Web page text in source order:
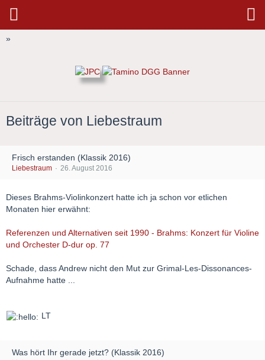
»
Beiträge von Liebestraum
Frisch erstanden (Klassik 2016)
Liebestraum 26. August 2016
Dieses Brahms-Violinkonzert hatte ich ja schon vor etlichen
Monaten hier erwähnt:
Referenzen und Alternativen seit 1990 - Brahms: Konzert für Violine
und Orchester D-dur op. 77
Schade, dass Andrew nicht den Mut zur Grimal-Les-Dissonances-
Aufnahme hatte ...
LT
Was hört Ihr gerade jetzt? (Klassik 2016)